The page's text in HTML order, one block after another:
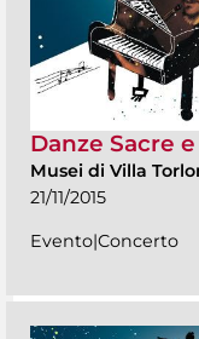
Danze Sacre
Musei di Villa
21/11/2015
Evento|Concerto